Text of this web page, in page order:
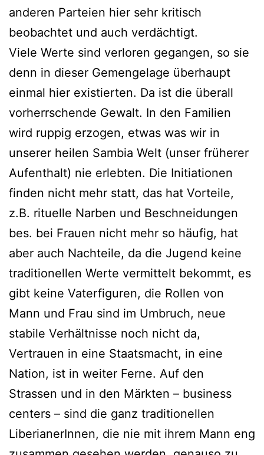
anderen Parteien hier sehr kritisch
beobachtet und auch verdächtigt.
Viele Werte sind verloren gegangen, so sie
denn in dieser Gemengelage überhaupt
einmal hier existierten. Da ist die überall
vorherrschende Gewalt. In den Familien
wird ruppig erzogen, etwas was wir in
unserer heilen Sambia Welt (unser früherer
Aufenthalt) nie erlebten. Die Initiationen
finden nicht mehr statt, das hat Vorteile,
z.B. rituelle Narben und Beschneidungen
bes. bei Frauen nicht mehr so häufig, hat
aber auch Nachteile, da die Jugend keine
traditionellen Werte vermittelt bekommt, es
gibt keine Vaterfiguren, die Rollen von
Mann und Frau sind im Umbruch, neue
stabile Verhältnisse noch nicht da,
Vertrauen in eine Staatsmacht, in eine
Nation, ist in weiter Ferne. Auf den
Strassen und in den Märkten – business
centers – sind die ganz traditionellen
LiberianerInnen, die nie mit ihrem Mann eng